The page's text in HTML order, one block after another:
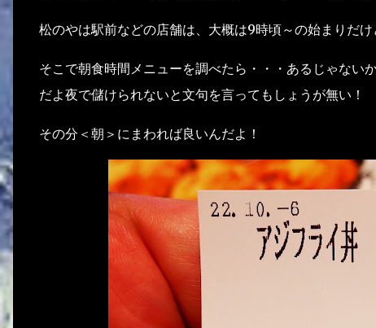
松のやは駅前などの店舗は、大概は9時頃～の始まりだ
そこで朝食時間メニューを調べたら・・・あるじゃな
だよ夜で儲けられないと文句を言ってもしょうが無い！
その分＜朝＞にまわれば良いんだよ！